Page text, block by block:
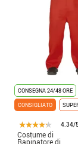
CONSEGNA 24/48 ORE
CONSIGLIATO
4.34/
Costume di
Rapinatore di